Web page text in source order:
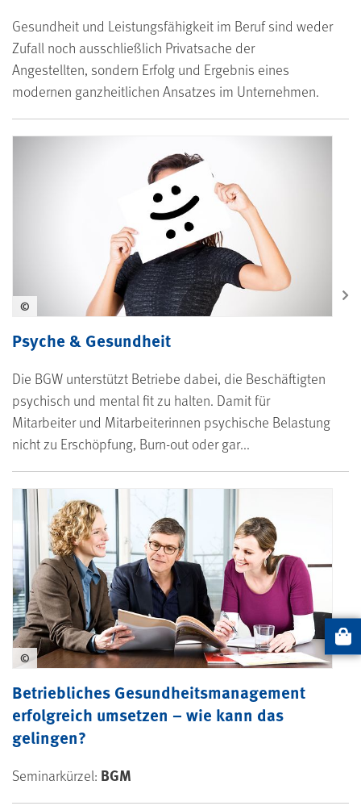
Gesundheit und Leistungsfähigkeit im Beruf sind weder
Zufall noch ausschließlich Privatsache der
Angestellten, sondern Erfolg und Ergebnis eines
modernen ganzheitlichen Ansatzes im Unternehmen.
Psyche & Gesundheit
Die BGW unterstützt Betriebe dabei, die Beschäftigten
psychisch und mental fit zu halten. Damit für
Mitarbeiter und Mitarbeiterinnen psychische Belastung
nicht zu Erschöpfung, Burn-out oder gar...
©
Betriebliches Gesundheitsmanagement
erfolgreich umsetzen – wie kann das
gelingen?
Seminarkürzel: BGM
©
Artikel